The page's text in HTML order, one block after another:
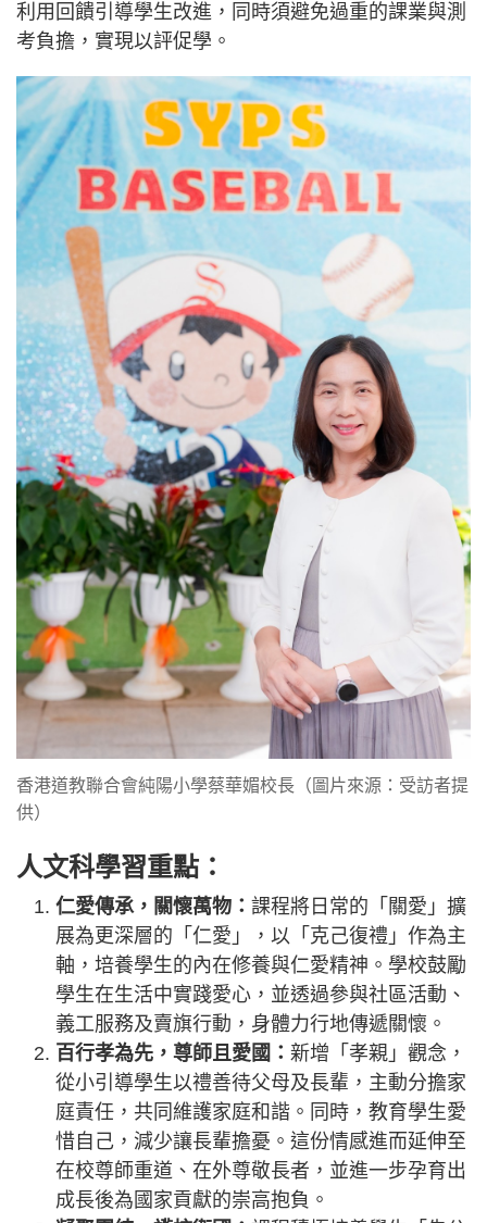
利用回饋引導學生改進，同時須避免過重的課業與測
考負擔，實現以評促學。
香港道教聯合會純陽小學蔡華媚校長（圖片來源：受訪者提
供）
人文科學習重點：
仁愛傳承，關懷萬物： 課程將日常的「關愛」擴
展為更深層的「仁愛」，以「克己復禮」作為主
軸，培養學生的內在修養與仁愛精神。學校鼓勵
學生在生活中實踐愛心，並透過參與社區活動、
義工服務及賣旗行動，身體力行地傳遞關懷。
百行孝為先，尊師且愛國： 新增「孝親」觀念，
從小引導學生以禮善待父母及長輩，主動分擔家
庭責任，共同維護家庭和諧。同時，教育學生愛
惜自己，減少讓長輩擔憂。這份情感進而延伸至
在校尊師重道、在外尊敬長者，並進一步孕育出
成長後為國家貢獻的崇高抱負。